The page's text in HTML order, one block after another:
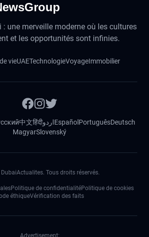
: une merveille moderne où les cultures
et les opportunités sont infinies.
vieUAETechnologieVoyageImmobilier
中文हिंदीاردوEspañol PortuguêsDeutsch
MagyarSlovenský
DubaiActualites. Tous droits réservés.
Politique de confidentialitéPolitique de cookies
éthiqueVérification des faits
Advertisement: